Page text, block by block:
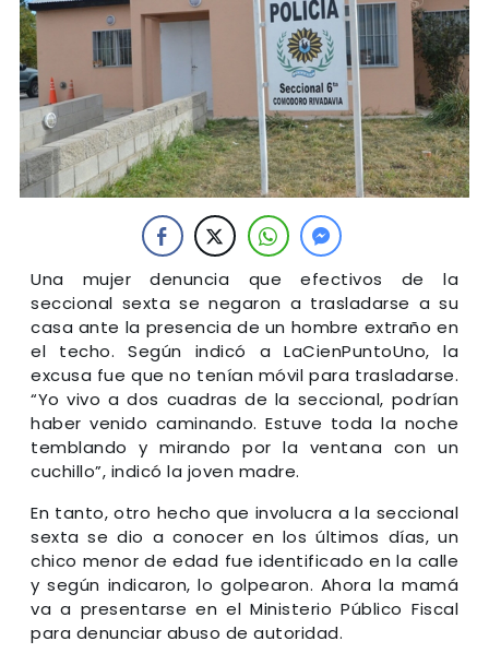
Una mujer denuncia que efectivos de la
seccional sexta se negaron a trasladarse a su
casa ante la presencia de un hombre extraño en
el techo. Según indicó a LaCienPuntoUno, la
excusa fue que no tenían móvil para trasladarse.
“Yo vivo a dos cuadras de la seccional, podrían
haber venido caminando. Estuve toda la noche
temblando y mirando por la ventana con un
cuchillo”, indicó la joven madre.
En tanto, otro hecho que involucra a la seccional
sexta se dio a conocer en los últimos días, un
chico menor de edad fue identificado en la calle
y según indicaron, lo golpearon. Ahora la mamá
va a presentarse en el Ministerio Público Fiscal
para denunciar abuso de autoridad.